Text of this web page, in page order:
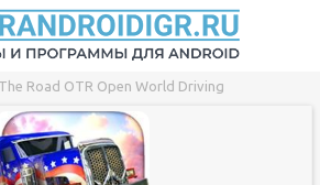
Road OTR Open World Driving